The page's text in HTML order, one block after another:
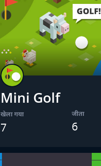
Mini Golf
खेला गया
7
जीता
6